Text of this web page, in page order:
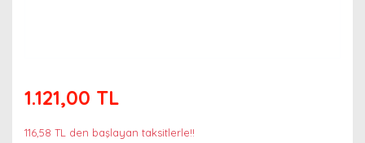
1.121,00 TL
116,58 TL den başlayan taksitlerle!!